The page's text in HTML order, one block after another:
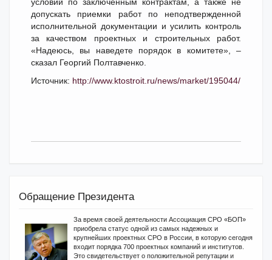
допускать приемки работ по неподтвержденной
исполнительной документации и усилить контроль
за качеством проектных и строительных работ.
«Надеюсь, вы наведете порядок в комитете», –
сказал Георгий Полтавченко.
Источник: http://www.ktostroit.ru/news/market/195044/
Обращение Президента
За время своей деятельности Ассоциация СРО «БОП»
приобрела статус одной из самых надежных и
крупнейших проектных СРО в России, в которую сегодня
входит порядка 700 проектных компаний и институтов.
Это свидетельствует о положительной репутации и